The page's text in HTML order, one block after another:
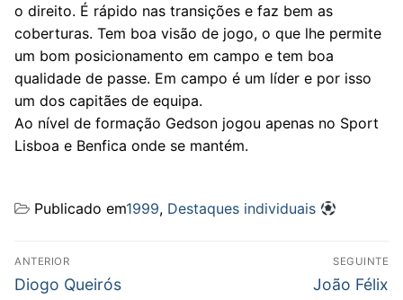
o direito. É rápido nas transições e faz bem as
coberturas. Tem boa visão de jogo, o que lhe permite
um bom posicionamento em campo e tem boa
qualidade de passe. Em campo é um líder e por isso
um dos capitães de equipa.
Ao nível de formação Gedson jogou apenas no Sport
Lisboa e Benfica onde se mantém.
Publicado em1999, Destaques individuais
Navegação
de
ANTERIOR
Previous
Diogo Queirós
SEGUINTE
Next
João Félix